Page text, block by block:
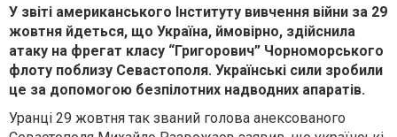
У звіті американського Інституту вивчення війни за 29
жовтня йдеться, що Україна, ймовірно, здійснила
атаку на фрегат класу “Григорович” Чорноморського
флоту поблизу Севастополя. Українські сили зробили
це за допомогою безпілотних надводних апаратів.
Уранці 29 жовтня так званий голова анексованого